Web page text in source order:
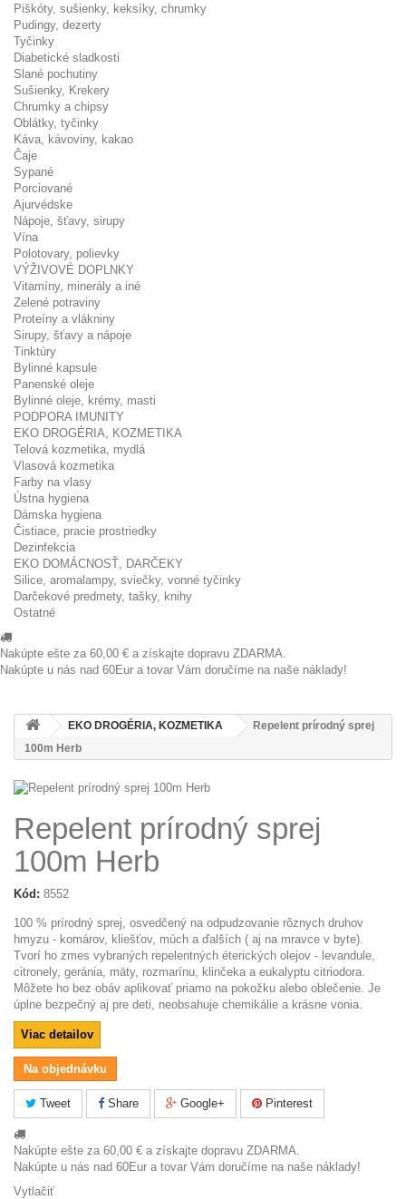
Piškóty, sušienky, keksíky, chrumky
Pudingy, dezerty
Tyčinky
Diabetické sladkosti
Slané pochutiny
Sušienky, Krekery
Chrumky a chipsy
Oblátky, tyčinky
Káva, kávoviny, kakao
Čaje
Sypané
Porciované
Ajurvédske
Nápoje, šťavy, sirupy
Vína
Polotovary, polievky
VÝŽIVOVÉ DOPLNKY
Vitamíny, minerály a iné
Zelené potraviny
Proteíny a vlákniny
Sirupy, šťavy a nápoje
Tinktúry
Bylinné kapsule
Panenské oleje
Bylinné oleje, krémy, masti
PODPORA IMUNITY
EKO DROGÉRIA, KOZMETIKA
Telová kozmetika, mydlá
Vlasová kozmetika
Farby na vlasy
Ústna hygiena
Dámska hygiena
Čistiace, pracie prostriedky
Dezinfekcia
EKO DOMÁCNOSŤ, DARČEKY
Silice, aromalampy, sviečky, vonné tyčinky
Darčekové predmety, tašky, knihy
Ostatné
Nakúpte ešte za 60,00 € a získajte dopravu ZDARMA.
Nakúpte u nás nad 60Eur a tovar Vám doručíme na naše náklady!
EKO DROGÉRIA, KOZMETIKA
Repelent prírodný sprej
100m Herb
Repelent prírodný sprej
100m Herb
Kód: 8552
100 % prírodný sprej, osvedčený na odpudzovanie rôznych druhov
hmyzu - komárov, kliešťov, múch a ďalších ( aj na mravce v byte).
Tvorí ho zmes vybraných repelentných éterických olejov - levandule,
citronely, geránia, mäty, rozmarínu, klinčeka a eukalyptu citriodora.
Môžete ho bez obáv aplikovať priamo na pokožku alebo oblečenie. Je
úplne bezpečný aj pre deti, neobsahuje chemikálie a krásne vonia.
Viac detailov
Na objednávku
Tweet Share Google+ Pinterest
Nakúpte ešte za 60,00 € a získajte dopravu ZDARMA.
Nakúpte u nás nad 60Eur a tovar Vám doručíme na naše náklady!
Vytlačiť